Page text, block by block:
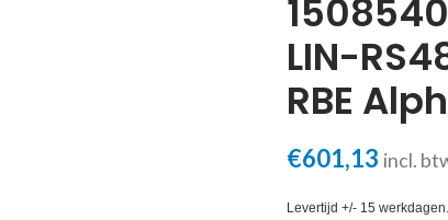
LIN-
RBE
€601,13 incl.
Levertijd +/- 15 werkdagen.